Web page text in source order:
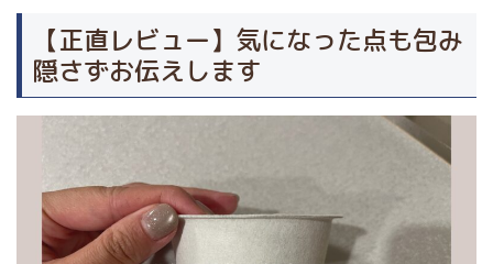
【正直レビュー】気になった点も包み
隠さずお伝えします